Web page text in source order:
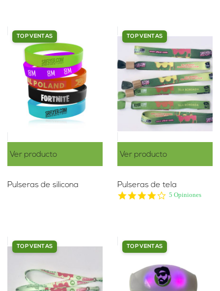
TOP VENTAS
Ver producto
Pulseras de silicona
TOP VENTAS
Ver producto
Pulseras de tela
4.2
5 Opiniones
TOP VENTAS TOP VENTAS